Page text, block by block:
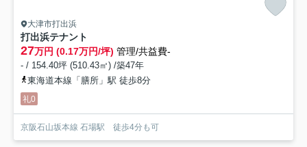
大津市打出浜
打出浜テナント
27万円 (0.17万円/坪) 管理/共益費-
- / 154.40坪 (510.43㎡) /築47年
東海道本線「膳所」駅 徒歩8分
礼0
京阪石山坂本線 石場駅 徒歩4分も可